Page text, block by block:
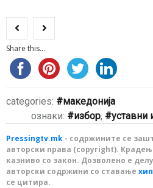
Share this...
categories:
македонија
ознаки:
избор, уставни
Pressingtv.mk - содржините се
авторски права (copyright).
казниво со закон. Дозволено е
авторски содржини со ставање
се цитира.